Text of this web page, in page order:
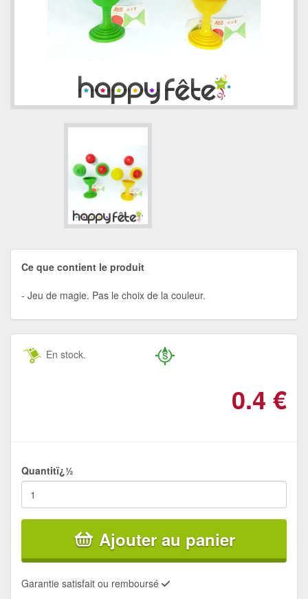
Ce que contient le produit
Jeu de magie. Pas le choix de la couleur.
En stock.
0.4 €
Quantitï¿½
Ajouter au panier
Garantie satisfait ou remboursé